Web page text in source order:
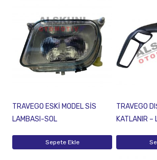
TRAVEGO ESKİ MODEL SİS
LAMBASI-SOL
Sepete Ekle
TRAVEGO
KATLANIR –